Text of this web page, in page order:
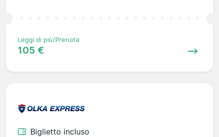
Leggi di più/Prenota
105 €
Biglietto incluso